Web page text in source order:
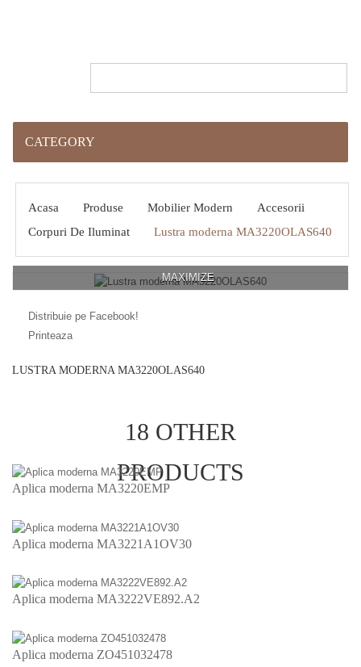
CATEGORY
Acasa Produse Mobilier Modern
Accesorii
Corpuri De Iluminat
Lustra moderna MA3220OLAS640
MAXIMIZE
Distribuie pe Facebook!
Printeaza
LUSTRA MODERNA MA3220OLAS640
18 OTHER
PRODUCTS
Aplica moderna MA3220EMP
Aplica moderna MA3221A1OV30
Aplica moderna MA3222VE892.A2
Aplica moderna ZO451032478